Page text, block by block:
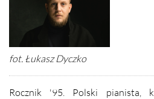
fot. Łukasz Dyczko
Rocznik '95. Polski pianista,